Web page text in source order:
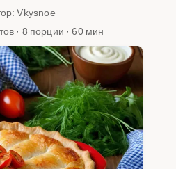
Vkysnoe
· 8 порции · 60 мин